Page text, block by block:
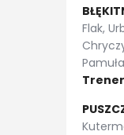
Flak,